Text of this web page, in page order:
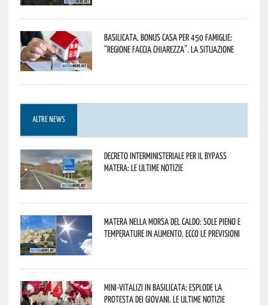
Basilicata, Bonus casa per 450 famiglie:
“Regione faccia chiarezza”. La situazione
ALTRE NEWS
Decreto interministeriale per il Bypass
Matera: le ultime notizie
Matera nella morsa del caldo: sole pieno e
temperature in aumento. Ecco le previsioni
Mini-vitalizi in Basilicata: esplode la
protesta dei giovani. Le ultime notizie